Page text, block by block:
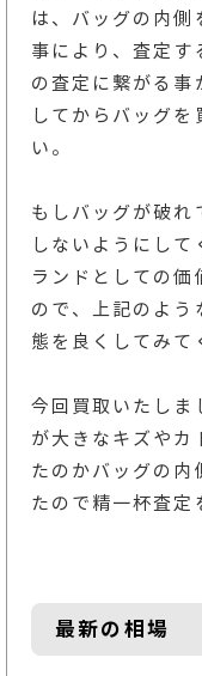
は、バッグの内側
事により、査定す
の査定に繋がる事
してからバッグ
い。
もしバッグが破れ
しないようにし
ランドとしての
ので、上記のよう
態を良くしてみて
今回買取いたしま
が大きなキズやカ
たのかバッグの内
たので精一杯査定
最新の相場